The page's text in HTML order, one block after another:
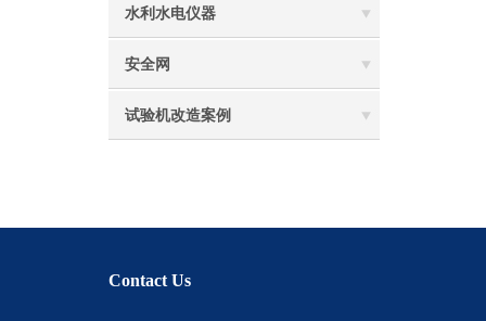
水利水电仪器
安全网
试验机改造案例
Contact Us